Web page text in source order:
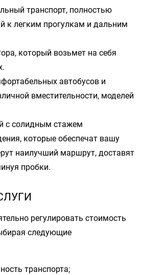
транспорт, полностью
к легким прогулкам и дальним
который возьмет на себя
автобусов и
вместительности, моделей
с солидным стажем
которые обеспечат вашу
наилучший маршрут, доставят
пробки.
регулировать стоимость
следующие
транспорта;